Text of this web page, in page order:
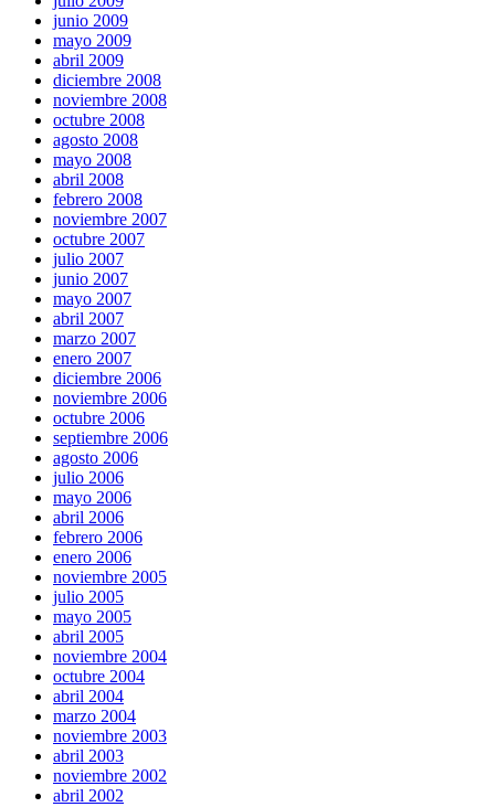
junio 2009
mayo 2009
abril 2009
diciembre 2008
noviembre 2008
octubre 2008
agosto 2008
mayo 2008
abril 2008
febrero 2008
noviembre 2007
octubre 2007
julio 2007
junio 2007
mayo 2007
abril 2007
marzo 2007
enero 2007
diciembre 2006
noviembre 2006
octubre 2006
septiembre 2006
agosto 2006
julio 2006
mayo 2006
abril 2006
febrero 2006
enero 2006
noviembre 2005
julio 2005
mayo 2005
abril 2005
noviembre 2004
octubre 2004
abril 2004
marzo 2004
noviembre 2003
abril 2003
noviembre 2002
abril 2002